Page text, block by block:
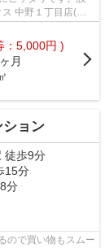
中野１丁目店(徒
：5,000円 )
月
ション
徒歩9分
15分
分
ので買い物もスムー